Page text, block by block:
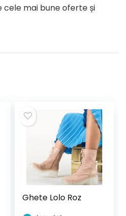
mai bune oferte și
Ghete Lolo Roz